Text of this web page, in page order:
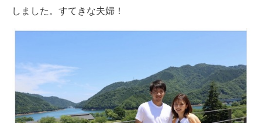
進化するPCとデバイスの未来
ビジネスと働き方のヒント
AI活用のいまが分かる
企業ITのトレンドを詳説
しました。すてきな夫婦！